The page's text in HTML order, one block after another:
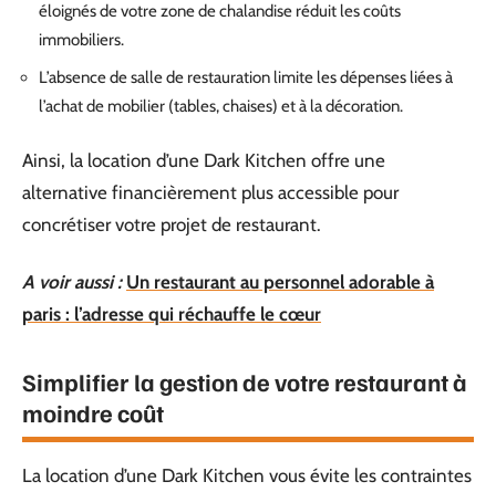
éloignés de votre zone de chalandise réduit les coûts
immobiliers.
L’absence de salle de restauration limite les dépenses liées à
l’achat de mobilier (tables, chaises) et à la décoration.
Ainsi, la location d’une Dark Kitchen offre une
alternative financièrement plus accessible pour
concrétiser votre projet de restaurant.
A voir aussi : Un restaurant au personnel adorable à
paris : l’adresse qui réchauffe le cœur
Simplifier la gestion de votre restaurant à
moindre coût
La location d’une Dark Kitchen vous évite les contraintes